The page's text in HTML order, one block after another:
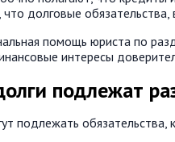
что долговые
помощь юриста по
интересы
подлежат
подлежать